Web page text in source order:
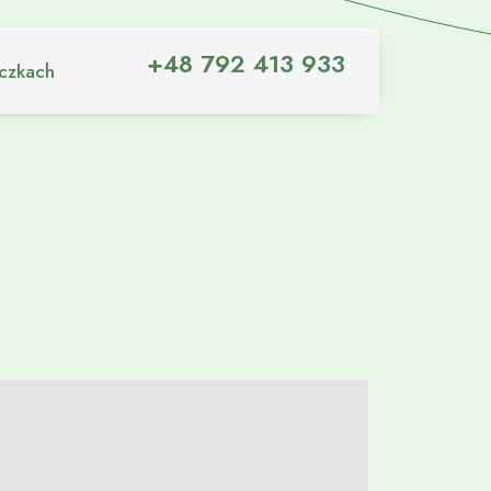
+48 792 413 933